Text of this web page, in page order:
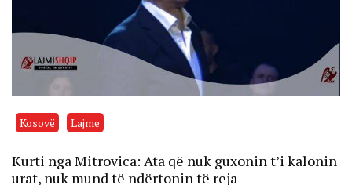
Kosovë Lajme
Kurti nga Mitrovica: Ata që nuk guxonin t’i kalonin
urat, nuk mund të ndërtonin të reja